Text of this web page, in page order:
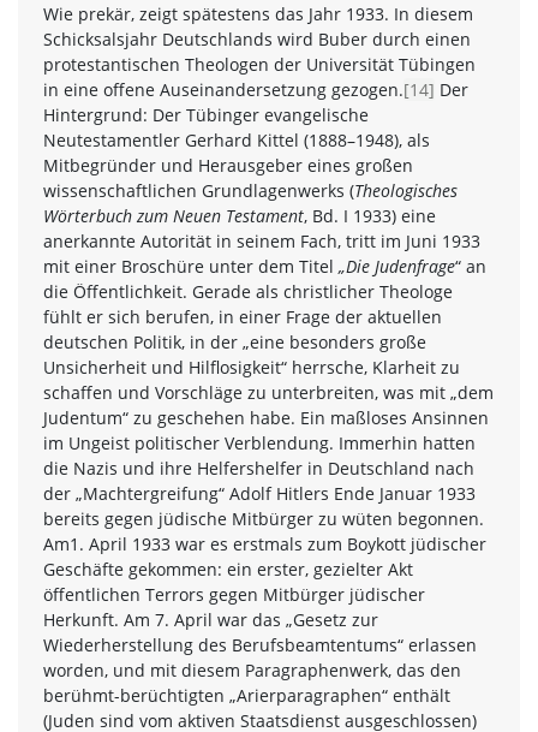
Wie prekär, zeigt spätestens das Jahr 1933. In diesem
Schicksalsjahr Deutschlands wird Buber durch einen
protestantischen Theologen der Universität Tübingen
in eine offene Auseinandersetzung gezogen.[14] Der
Hintergrund: Der Tübinger evangelische
Neutestamentler Gerhard Kittel (1888–1948), als
Mitbegründer und Herausgeber eines großen
wissenschaftlichen Grundlagenwerks (Theologisches
Wörterbuch zum Neuen Testament, Bd. I 1933) eine
anerkannte Autorität in seinem Fach, tritt im Juni 1933
mit einer Broschüre unter dem Titel „Die Judenfrage“ an
die Öffentlichkeit. Gerade als christlicher Theologe
fühlt er sich berufen, in einer Frage der aktuellen
deutschen Politik, in der „eine besonders große
Unsicherheit und Hilflosigkeit“ herrsche, Klarheit zu
schaffen und Vorschläge zu unterbreiten, was mit „dem
Judentum“ zu geschehen habe. Ein maßloses Ansinnen
im Ungeist politischer Verblendung. Immerhin hatten
die Nazis und ihre Helfershelfer in Deutschland nach
der „Machtergreifung“ Adolf Hitlers Ende Januar 1933
bereits gegen jüdische Mitbürger zu wüten begonnen.
Am1. April 1933 war es erstmals zum Boykott jüdischer
Geschäfte gekommen: ein erster, gezielter Akt
öffentlichen Terrors gegen Mitbürger jüdischer
Herkunft. Am 7. April war das „Gesetz zur
Wiederherstellung des Berufsbeamtentums“ erlassen
worden, und mit diesem Paragraphenwerk, das den
berühmt-berüchtigten „Arierparagraphen“ enthält
(Juden sind vom aktiven Staatsdienst ausgeschlossen)